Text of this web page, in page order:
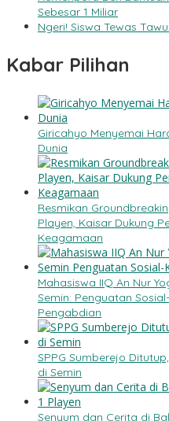
Sebesar 1 Miliar
Ngeri! Siswa Tewas
Kabar Pilihan
Giricahyo Menyemai
Dunia
Resmikan
Playen, Kaisar Dukung
Keagamaan
Mahasiswa IIQ An Nur
Semin: Penguatan
Pengabdian
SPPG Sumberejo
di Semin
Senyum dan Cerita di